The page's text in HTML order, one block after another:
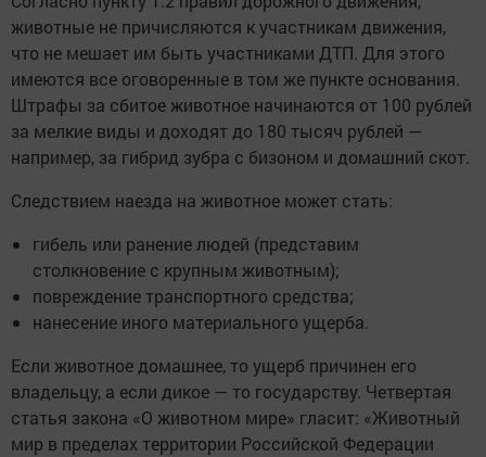
животные не причисляются к участникам движения,
что не мешает им быть участниками ДТП. Для этого
имеются все оговоренные в том же пункте основания.
Штрафы за сбитое животное начинаются от 100 рублей
за мелкие виды и доходят до 180 тысяч рублей —
например, за гибрид зубра с бизоном и домашний скот.
Следствием наезда на животное может стать:
гибель или ранение людей (представим
столкновение с крупным животным);
повреждение транспортного средства;
нанесение иного материального ущерба.
Если животное домашнее, то ущерб причинен его
владельцу, а если дикое — то государству. Четвертая
статья закона «О животном мире» гласит: «Животный
мир в пределах территории Российской Федерации